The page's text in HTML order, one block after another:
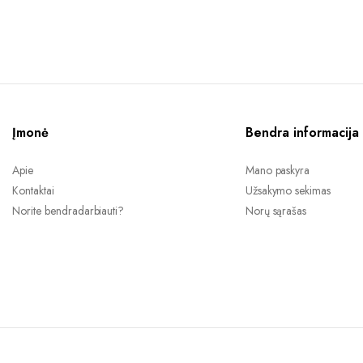
Įmonė
Apie
Kontaktai
Norite bendradarbiauti?
Bendra informacija
Mano paskyra
Užsakymo sekimas
Norų sąrašas